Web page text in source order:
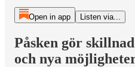
Open in app Listen via...
Påsken gör
och nya